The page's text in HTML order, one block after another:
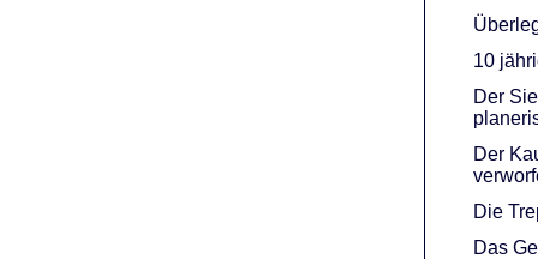
10
Der
Der
Die
Das